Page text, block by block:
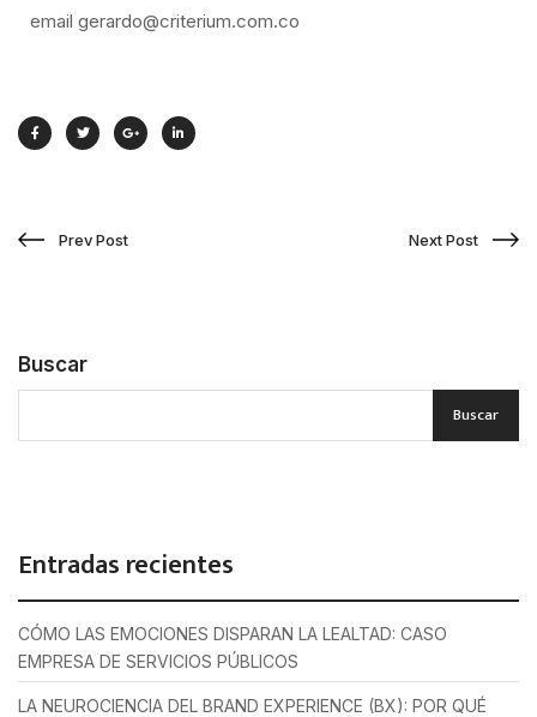
email gerardo@criterium.com.co
Prev Post Next Post
Buscar
Buscar
Entradas recientes
CÓMO LAS EMOCIONES DISPARAN LA LEALTAD: CASO
EMPRESA DE SERVICIOS PÚBLICOS
LA NEUROCIENCIA DEL BRAND EXPERIENCE (BX): POR QUÉ